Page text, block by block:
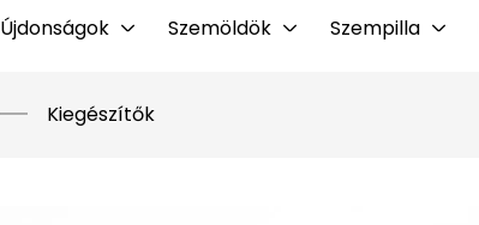
Újdonságok Szemöldök Szempilla
Kiegészítők